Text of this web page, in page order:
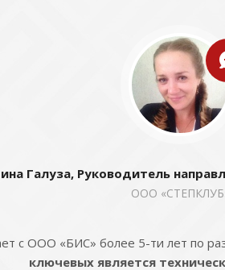
Галуза, Руководитель
ООО
с ООО «БИС» более 5-ти лет по
ключевых является